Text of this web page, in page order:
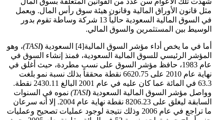
مثل قانون الأوراق المالية وقانون هيئة سوق رأس المال. ويعمل
في السوق المالية السعودية حالياً 13 شركة وساطة تقوم بدور
الوسيط بين المستثمرين والسوق المالي.
أما في ما يخص أداء مؤشر السوق المالية[4] السعودية (
TASI
)، وهو
المؤشر الرئيسي للسوق المالية السعودية، فمنذ إنشاء السوق في
عام 1983، حافظ مؤشر السوق على نسب مطردة، حيث أغلق في
نهاية عام 2010 على 6620.75 نقطة محققاً بذلك نسبة نمو بلغت
63.3 في المائة عما كان عليه في عام 2001 البالغ 2430.11 نقطة.
وواصل مؤشر السوق المالية السعودية (
TASI
) نموه في السنوات
السابقة ليغلق على 8206.23 نقطة نهاية عام 2004. إلا أنه سرعان
ما تراجع في عام 2006 وذلك نتيجة لوجود عمليات تصحيح وعمليات